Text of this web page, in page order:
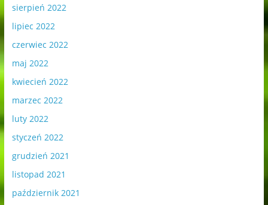
sierpień 2022
lipiec 2022
czerwiec 2022
maj 2022
kwiecień 2022
marzec 2022
luty 2022
styczeń 2022
grudzień 2021
listopad 2021
październik 2021